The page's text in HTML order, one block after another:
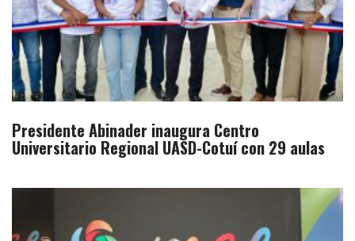
Presidente Abinader inaugura Centro
Universitario Regional UASD-Cotuí con 29 aulas